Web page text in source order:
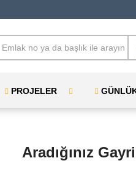
PROJELER
Aradığınız